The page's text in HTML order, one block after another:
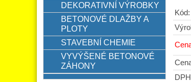
Kód:
DEKORATIVNÍ VÝROBKY
BETONOVÉ DLAŽBY A
PLOTY
STAVEBNÍ CHEMIE
VYVÝŠENÉ BETONOVÉ
ZÁHONY